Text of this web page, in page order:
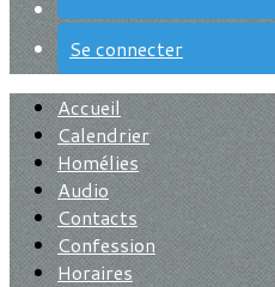
Se connecter
Accueil
Calendrier
Homélies
Audio
Contacts
Confession
Horaires